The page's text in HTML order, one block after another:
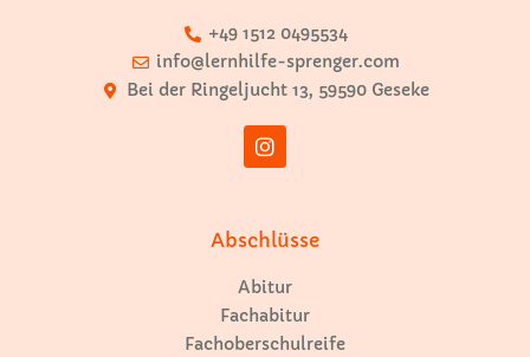
+49 1512 0495534
info@lernhilfe-sprenger.com
Bei der Ringeljucht 13, 59590 Geseke
Abschlüsse
Abitur
Fachabitur
Fachoberschulreife